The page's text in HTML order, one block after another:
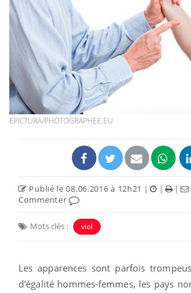
EPICTURA/PHOTOGRAPHEE.EU
Publié le 08.06.2016 à 12h21 | | |
Commenter
Mots clés : viol
Les apparences sont parfois
d'égalité hommes-femmes, les pays